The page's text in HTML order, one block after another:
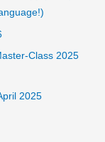
Class 2025
2025